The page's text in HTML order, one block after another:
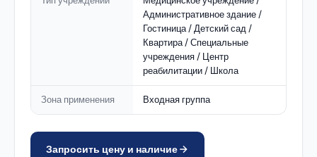
Административное здание /
Гостиница / Детский сад /
Квартира / Специальные
учреждения / Центр
реабилитации / Школа
Зона применения Входная группа
Запросить цену и наличие